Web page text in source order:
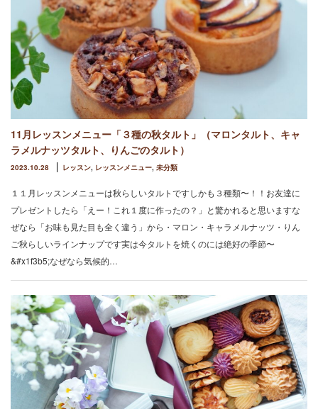
11月レッスンメニュー「３種の秋タルト」（マロンタルト、キャ
ラメルナッツタルト、りんごのタルト）
2023.10.28 レッスン, レッスンメニュー, 未分類
１１月レッスンメニューは秋らしいタルトですしかも３種類〜！！お友達に
プレゼントしたら「えー！これ１度に作ったの？」と驚かれると思いますな
ぜなら「お味も見た目も全く違う」から・マロン・キャラメルナッツ・りん
ご秋らしいラインナップです実は今タルトを焼くのには絶好の季節〜
&#x1f3b5;なぜなら気候的…